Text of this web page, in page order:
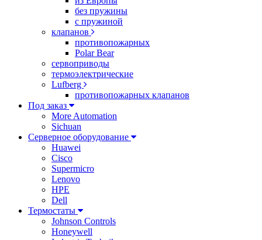
без пружины
с пружиной
клапанов
противопожарных
Polar Bear
сервоприводы
термоэлектрические
Lufberg
противопожарных клапанов
Под заказ
More Automation
Sichuan
Серверное оборудование
Huawei
Cisco
Supermicro
Lenovo
HPE
Dell
Термостаты
Johnson Controls
Honeywell